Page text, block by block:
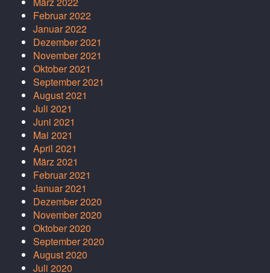
Februar 2022
Januar 2022
Dezember 2021
November 2021
Oktober 2021
September 2021
August 2021
Juli 2021
Juni 2021
Mai 2021
April 2021
März 2021
Februar 2021
Januar 2021
Dezember 2020
November 2020
Oktober 2020
September 2020
August 2020
Juli 2020